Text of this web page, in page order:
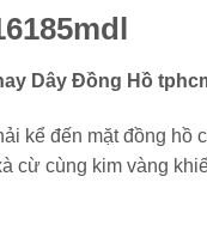
kể đến mặt đồng hồ
cừ cùng kim vàng